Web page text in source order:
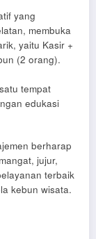
yang
membuka
yaitu Kasir +
(2 orang).
tempat
edukasi
berharap
jujur,
terbaik
kebun wisata.